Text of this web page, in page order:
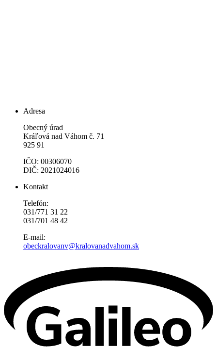
Adresa
Obecný úrad
Kráľová nad Váhom č. 71
925 91
IČO: 00306070
DIČ: 2021024016
Kontakt
Telefón:
031/771 31 22
031/701 48 42
E-mail:
obeckralovanv@kralovanadvahom.sk